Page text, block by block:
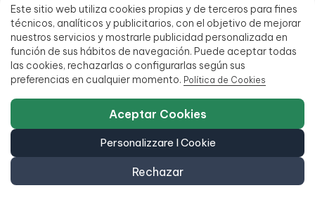
Este sitio web utiliza cookies propias y de terceros para fines
técnicos, analíticos y publicitarios, con el objetivo de mejorar
nuestros servicios y mostrarle publicidad personalizada en
función de sus hábitos de navegación. Puede aceptar todas
las cookies, rechazarlas o configurarlas según sus
preferencias en cualquier momento. Política de Cookies
Rechazar
Personalizzare I Cookie
Aceptar Cookies
Il mio conto
Scarica la mia fattura
Trova il mio ordine
Termini legali
Avviso legale
Condizioni di vendita
Finanziamento fino a 18 mesi